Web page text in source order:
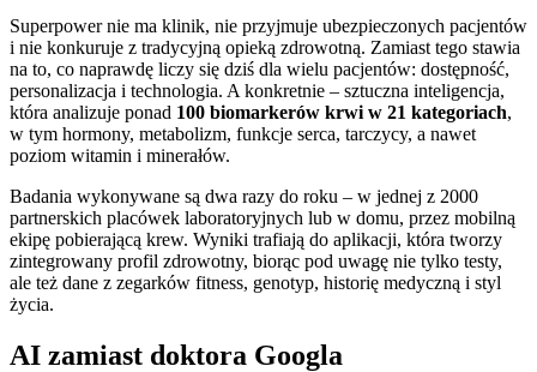
Superpower nie ma klinik, nie przyjmuje ubezpieczonych pacjentów
i nie konkuruje z tradycyjną opieką zdrowotną. Zamiast tego stawia
na to, co naprawdę liczy się dziś dla wielu pacjentów: dostępność,
personalizacja i technologia. A konkretnie – sztuczna inteligencja,
która analizuje ponad 100 biomarkerów krwi w 21 kategoriach,
w tym hormony, metabolizm, funkcje serca, tarczycy, a nawet
poziom witamin i minerałów.
Badania wykonywane są dwa razy do roku – w jednej z 2000
partnerskich placówek laboratoryjnych lub w domu, przez mobilną
ekipę pobierającą krew. Wyniki trafiają do aplikacji, która tworzy
zintegrowany profil zdrowotny, biorąc pod uwagę nie tylko testy,
ale też dane z zegarków fitness, genotyp, historię medyczną i styl
życia.
AI zamiast doktora Googla